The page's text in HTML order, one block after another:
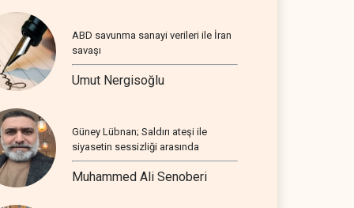
ABD savunma sanayi verileri ile İran
savaşı
Umut Nergisoğlu
Güney Lübnan; Saldırı ateşi ile
siyasetin sessizliği arasında
Muhammed Ali Senoberi